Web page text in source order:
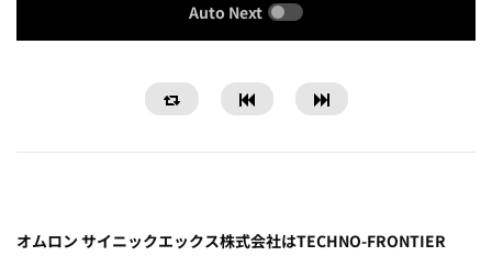
Auto Next
オムロン サイニックエックス株式会社はTECHNO-FRONTIER